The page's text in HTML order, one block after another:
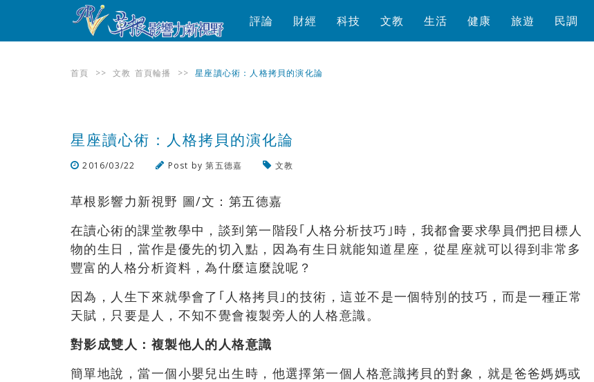
評論 財經 科技 文教 生活 健康 旅遊 民調
首頁 >> 文教 首頁輪播 >> 星座讀心術：人格拷貝的演化論
星座讀心術：人格拷貝的演化論
2016/03/22 Post by第五德嘉 文教
草根影響力新視野 圖/文：第五德嘉
在讀心術的課堂教學中，談到第一階段｢人格分析技巧｣時，我都會要求學員們把目標人
物的生日，當作是優先的切入點，因為有生日就能知道星座，從星座就可以得到非常多
豐富的人格分析資料，為什麼這麼說呢？
因為，人生下來就學會了｢人格拷貝｣的技術，這並不是一個特別的技巧，而是一種正常
天賦，只要是人，不知不覺會複製旁人的人格意識。
對影成雙人：複製他人的人格意識
簡單地說，當一個小嬰兒出生時，他選擇第一個人格意識拷貝的對象，就是爸爸媽媽或